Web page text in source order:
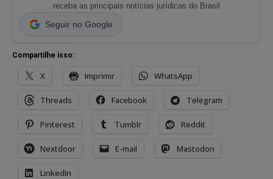
receba as principais notícias jurídicas do Brasil
Seguir no Google
Compartilhe isso:
X Imprimir WhatsApp
Threads Facebook Telegram
Pinterest Tumblr Reddit
Nextdoor E-mail Mastodon
LinkedIn